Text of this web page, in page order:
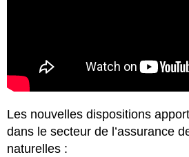
Les nouvelles dispositions
dans le secteur de l’assurance
naturelles :